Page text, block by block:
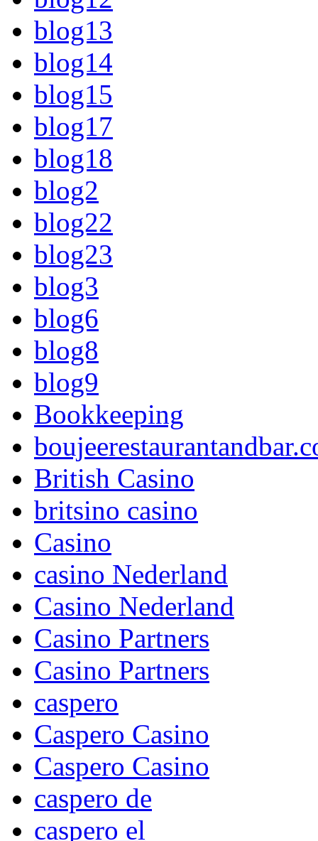
blog13
blog14
blog15
blog17
blog18
blog2
blog22
blog23
blog3
blog6
blog8
blog9
Bookkeeping
British Casino
britsino casino
Casino
casino Nederland
Casino Nederland
Casino Partners
Casino Partners
caspero
Caspero Casino
Caspero Casino
caspero de
caspero el